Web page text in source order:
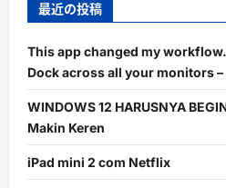
最近の投稿
This app changed my
Dock across all your monitors
WINDOWS 12 HARUSNYA
Makin Keren
iPad mini 2 com Netflix